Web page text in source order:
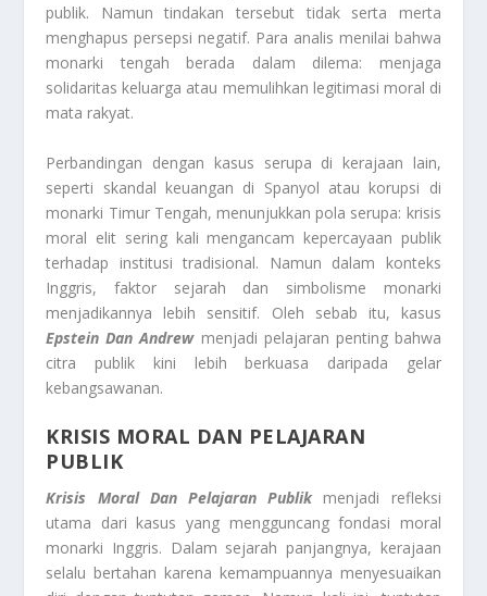
publik. Namun tindakan tersebut tidak serta merta
menghapus persepsi negatif. Para analis menilai bahwa
monarki tengah berada dalam dilema: menjaga
solidaritas keluarga atau memulihkan legitimasi moral di
mata rakyat.
Perbandingan dengan kasus serupa di kerajaan lain,
seperti skandal keuangan di Spanyol atau korupsi di
monarki Timur Tengah, menunjukkan pola serupa: krisis
moral elit sering kali mengancam kepercayaan publik
terhadap institusi tradisional. Namun dalam konteks
Inggris, faktor sejarah dan simbolisme monarki
menjadikannya lebih sensitif. Oleh sebab itu, kasus
Epstein Dan Andrewmenjadi pelajaran penting bahwa
citra publik kini lebih berkuasa daripada gelar
kebangsawanan.
KRISIS MORAL DAN PELAJARAN
PUBLIK
Krisis Moral Dan Pelajaran Publik menjadi refleksi
utama dari kasus yang mengguncang fondasi moral
monarki Inggris. Dalam sejarah panjangnya, kerajaan
selalu bertahan karena kemampuannya menyesuaikan